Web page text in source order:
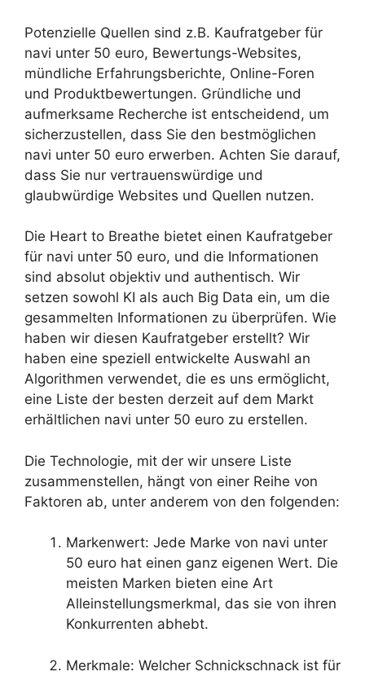
Potenzielle Quellen sind z.B. Kaufratgeber für
navi unter 50 euro, Bewertungs-Websites,
mündliche Erfahrungsberichte, Online-Foren
und Produktbewertungen. Gründliche und
aufmerksame Recherche ist entscheidend, um
sicherzustellen, dass Sie den bestmöglichen
navi unter 50 euro erwerben. Achten Sie darauf,
dass Sie nur vertrauenswürdige und
glaubwürdige Websites und Quellen nutzen.
Die Heart to Breathe bietet einen Kaufratgeber
für navi unter 50 euro, und die Informationen
sind absolut objektiv und authentisch. Wir
setzen sowohl KI als auch Big Data ein, um die
gesammelten Informationen zu überprüfen. Wie
haben wir diesen Kaufratgeber erstellt? Wir
haben eine speziell entwickelte Auswahl an
Algorithmen verwendet, die es uns ermöglicht,
eine Liste der besten derzeit auf dem Markt
erhältlichen navi unter 50 euro zu erstellen.
Die Technologie, mit der wir unsere Liste
zusammenstellen, hängt von einer Reihe von
Faktoren ab, unter anderem von den folgenden:
Markenwert: Jede Marke von navi unter
50 euro hat einen ganz eigenen Wert. Die
meisten Marken bieten eine Art
Alleinstellungsmerkmal, das sie von ihren
Konkurrenten abhebt.
Merkmale: Welcher Schnickschnack ist für